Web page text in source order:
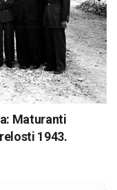
Maturanti
1943.